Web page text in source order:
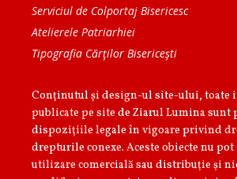
Serviciul de Colportaj Bisericesc
Atelierele Patriarhiei
Tipografia Cărţilor Bisericeşti
Conținutul și design-ul site-ului, toate
publicate pe site de Ziarul Lumina sunt
dispoziţiile legale în vigoare privind
drepturile conexe. Aceste obiecte nu pot
utilizare comercială sau distribuţie şi